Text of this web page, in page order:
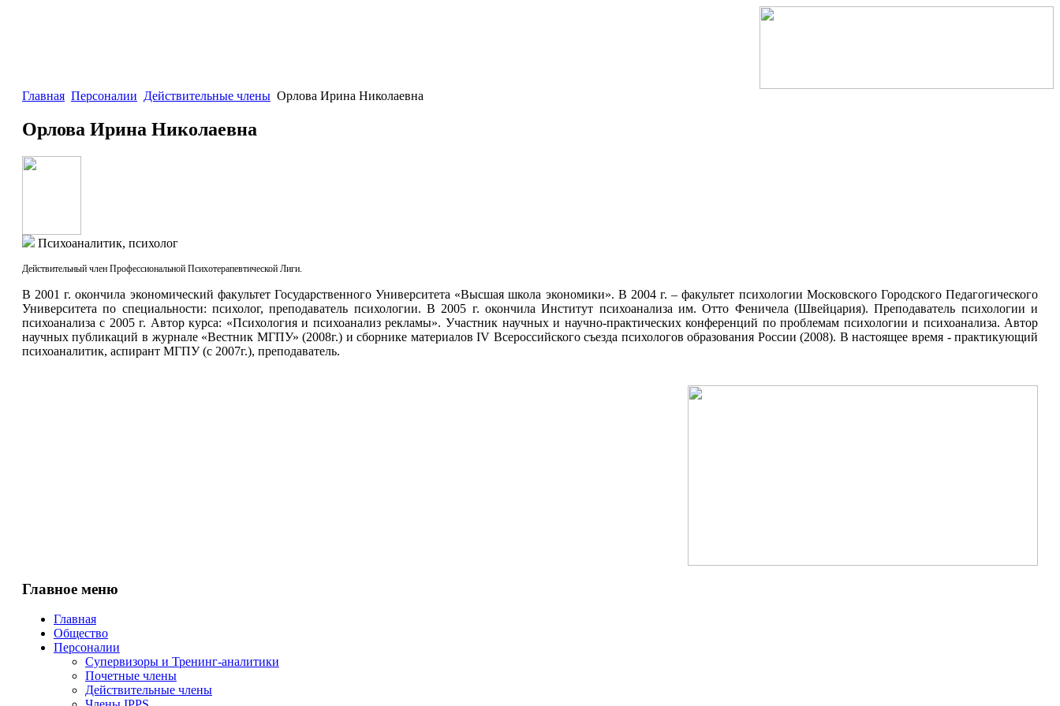
Главная Персоналии Действительные члены Орлова Ирина Николаевна
Орлова Ирина Николаевна
Психоаналитик, психолог
Действительный член Профессиональной Психотерапевтической Лиги.
В 2001 г. окончила экономический факультет Государственного Университета «Высшая школа экономики». В 2004 г. – факультет психологии Московского Городского Педагогического
Университета по специальности: психолог, преподаватель психологии. В 2005 г. окончила Институт психоанализа им. Отто Феничела (Швейцария). Преподаватель психологии и
психоанализа с 2005 г. Автор курса: «Психология и психоанализ рекламы». Участник научных и научно-практических конференций по проблемам психологии и психоанализа. Автор
научных публикаций в журнале «Вестник МГПУ» (2008г.) и сборнике материалов IV Всероссийского съезда психологов образования России (2008). В настоящее время - практикующий
психоаналитик, аспирант МГПУ (с 2007г.), преподаватель.
Главное меню
Главная
Общество
Персоналии
Супервизоры и Тренинг-аналитики
Почетные члены
Действительные члены